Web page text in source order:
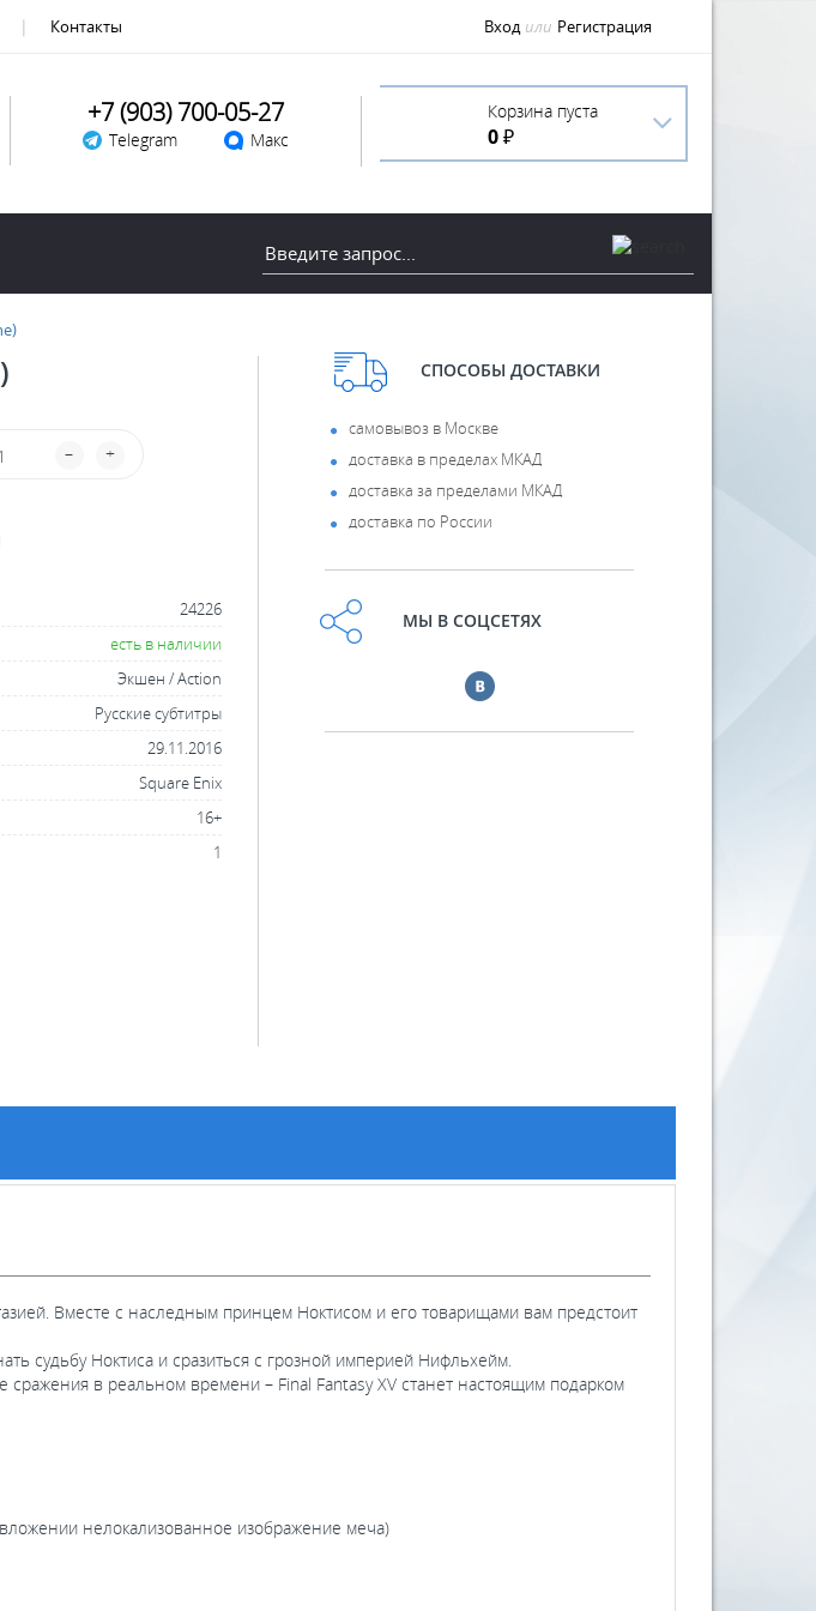
Контакты Вход или Регистрация
+7 (903) 700-05-27
Telegram Макс
Корзина пуста
0 ₽
+
–
24226
есть в наличии
Экшен / Action
Русские субтитры
29.11.2016
Square Enix
16+
1
СПОСОБЫ ДОСТАВКИ
самовывоз в Москве
доставка в пределах МКАД
доставка за пределами МКАД
доставка по России
МЫ В СОЦСЕТЯХ
Вместе с наследным принцем Ноктисом и его товарищами вам предстоит
судьбу Ноктиса и сразиться с грозной империей Нифльхейм.
в реальном времени – Final Fantasy XV станет настоящим подарком
нелокализованное изображение меча)